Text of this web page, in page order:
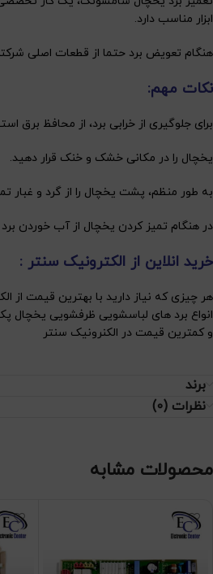
ابزار مناسب دارد.
هنگام تعویض برد حتما از قطعات اصلی
نکات مهم:
برای جلوگیری از خرابی برد، از محافظ برق
یخچال را در مکانی خشک و خنک قرار دهید.
به طور منظم، پشت یخچال را از گرد و غبار
در هنگام تمیز کردن یخچال از آب خوردن
خرید انلاین از الکترونیک سنتر :
هر چیزی که نیاز دارید با بهترین قیمت از
انواع برد های لباسشویی ظرفشویی یخچال
و کمترین قیمت در الکنرونیک سنتر
برند
نظرات (0)
محصولات مشابه